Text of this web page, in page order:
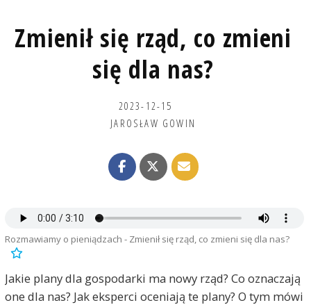
Zmienił się rząd, co zmieni
się dla nas?
2023-12-15
JAROSŁAW GOWIN
Rozmawiamy o pieniądzach - Zmienił się rząd, co zmieni się dla nas?
Jakie plany dla gospodarki ma nowy rząd? Co oznaczają
one dla nas? Jak eksperci oceniają te plany? O tym mówi